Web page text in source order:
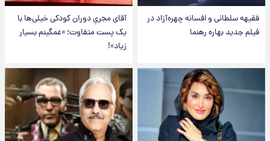
فقیهه سلطانی و افسانه چهره‌آزاد در
فیلم جدید بهاره رهنما
آقای مجریِ دوران کودکی خیلی‌ها با
یک پست متفاوت؛ «غمگینم بسیار
زیاد»!